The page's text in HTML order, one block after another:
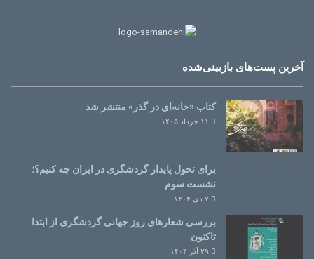
آخرین پست‌های بازبینی‌شده
کتاب «خانه‌ای در گذر» منتشر شد
۱۱ خرداد ۱۴۰۵
برای تحول پایدار گردشگری در ایران چه کنیم؟؛
نشست سوم
۷ دی ۱۴۰۴
بررسی شعارهای روز جهانی گردشگری از ابتدا
تاکنون
۲۹ آذر ۱۴۰۴